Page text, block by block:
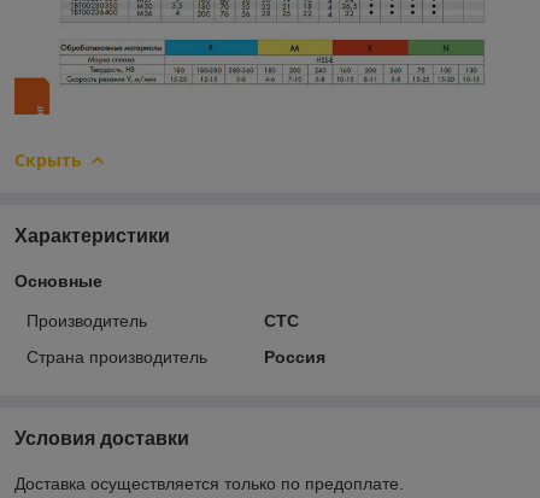
Скрыть
Характеристики
Основные
Производитель
CTC
Страна производитель
Россия
Условия доставки
Доставка осуществляется только по предоплате.